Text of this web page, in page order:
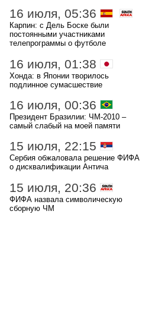
16 июля, 05:36
Карпин: с Дель Боске были
постоянными участниками
телепрограммы о футболе
16 июля, 01:38
Хонда: в Японии творилось
подлинное сумасшествие
16 июля, 00:36
Президент Бразилии: ЧМ-2010 –
самый слабый на моей памяти
15 июля, 22:15
Сербия обжаловала решение ФИФА
о дисквалификации Антича
15 июля, 20:36
ФИФА назвала символическую
сборную ЧМ